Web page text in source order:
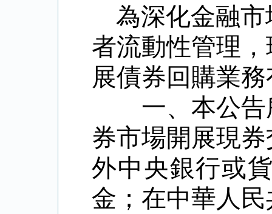
為深化金融
者流動性管理
展債券回購業
一、本公告
券市場開展現
外中央銀行或
金；在中華人